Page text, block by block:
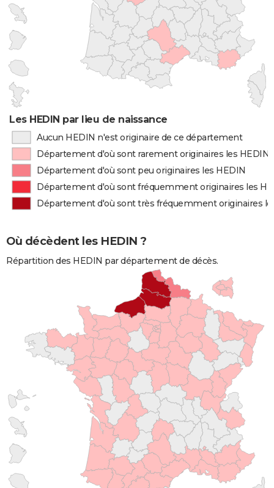
Les HEDIN par lieu de naissance
Aucun HEDIN n'est originaire de ce département
Département d'où sont rarement originaires les HEDIN
Département d'où sont peu originaires les HEDIN
Département d'où sont fréquemment originaires les
Département d'où sont très fréquemment originaires
Où décèdent les HEDIN ?
Répartition des HEDIN par département de décès.